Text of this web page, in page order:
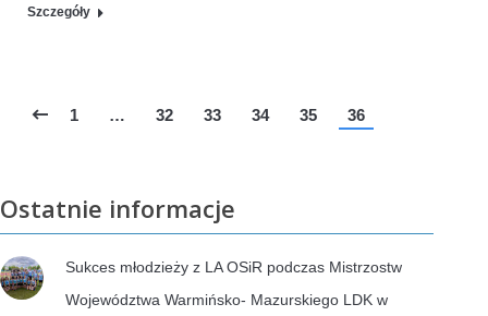
Szczegóły
1 … 32 33 34 35 36
Ostatnie informacje
Sukces młodzieży z LA OSiR podczas Mistrzostw
Województwa Warmińsko- Mazurskiego LDK w